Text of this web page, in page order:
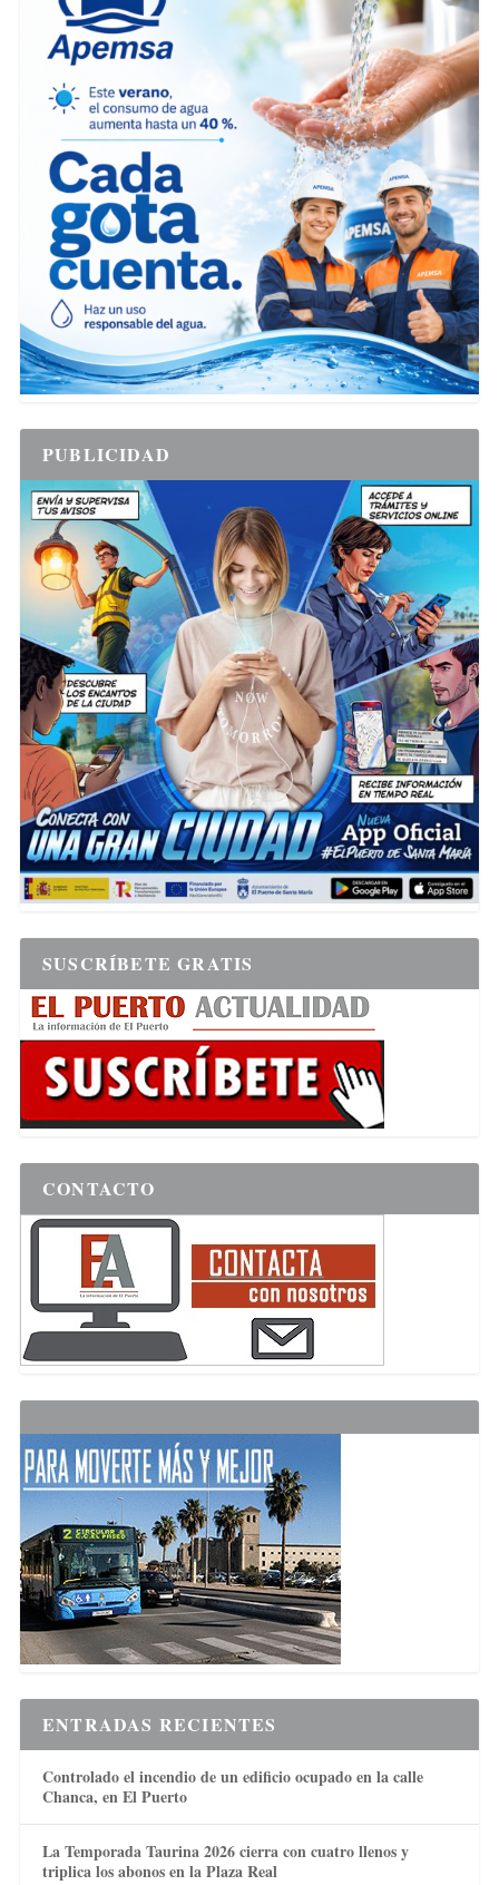
PUBLICIDAD
SUSCRÍBETE GRATIS
CONTACTO
ENTRADAS RECIENTES
Controlado el incendio de un edificio ocupado en la calle
Chanca, en El Puerto
La Temporada Taurina 2026 cierra con cuatro llenos y
triplica los abonos en la Plaza Real